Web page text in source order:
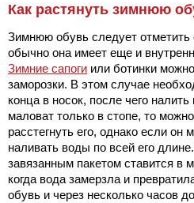
Как растянуть зимнюю
Зимнюю обувь следует отметить
обычно она имеет еще и
Зимние сапоги или ботинки
заморозки. В этом случае
конца в носок, после чего
маловат только в стопе, то
расстегнуть его, однако если он
наливать воды по всей его
завязанным пакетом ставится в
когда вода замерзла и
обувь и через несколько часов